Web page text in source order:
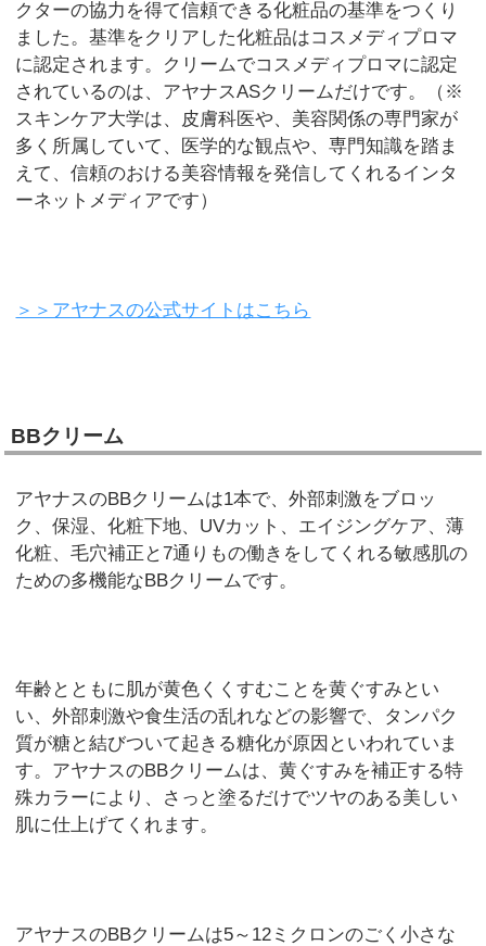
クターの協力を得て信頼できる化粧品の基準をつくり
ました。基準をクリアした化粧品はコスメディプロマ
に認定されます。クリームでコスメディプロマに認定
されているのは、アヤナスASクリームだけです。（※
スキンケア大学は、皮膚科医や、美容関係の専門家が
多く所属していて、医学的な観点や、専門知識を踏ま
えて、信頼のおける美容情報を発信してくれるインタ
ーネットメディアです）
＞＞アヤナスの公式サイトはこちら
BBクリーム
アヤナスのBBクリームは1本で、外部刺激をブロッ
ク、保湿、化粧下地、UVカット、エイジングケア、薄
化粧、毛穴補正と7通りもの働きをしてくれる敏感肌の
ための多機能なBBクリームです。
年齢とともに肌が黄色くくすむことを黄ぐすみとい
い、外部刺激や食生活の乱れなどの影響で、タンパク
質が糖と結びついて起きる糖化が原因といわれていま
す。アヤナスのBBクリームは、黄ぐすみを補正する特
殊カラーにより、さっと塗るだけでツヤのある美しい
肌に仕上げてくれます。
アヤナスのBBクリームは5～12ミクロンのごく小さな